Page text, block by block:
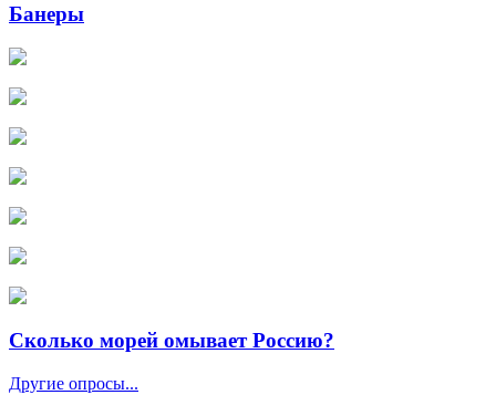
Банеры
Сколько морей омывает Россию?
Другие опросы...